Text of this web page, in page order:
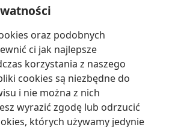
oraz podobnych
ci jak najlepsze
korzystania z naszego
cookies są niezbędne do
i nie można z nich
wyrazić zgodę lub odrzucić
których używamy jedynie
Strażnicy